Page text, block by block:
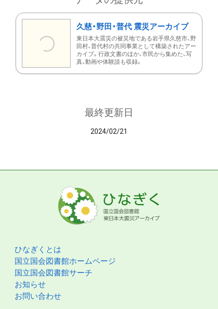
久慈・野田・普代 震災アーカイブ
東日本大震災の被災地である岩手県久慈市、野
田村、普代村の共同事業として構築されたアー
カイブ。行政文書のほか、市民から集めた、写
真、動画や体験談も収録。
最終更新日
2024/02/21
ひなぎくとは
国立国会図書館ホームページ
国立国会図書館サーチ
お知らせ
お問い合わせ